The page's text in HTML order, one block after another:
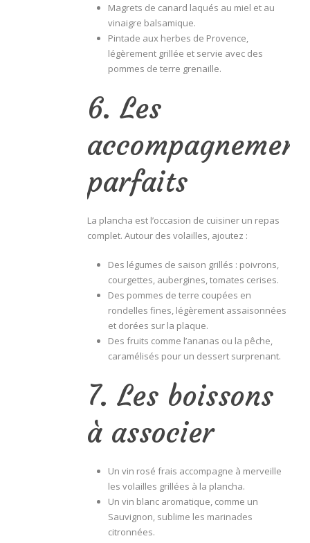
Magrets de canard laqués au miel et au
vinaigre balsamique.
Pintade aux herbes de Provence,
légèrement grillée et servie avec des
pommes de terre grenaille.
6. Les
parfaits
La plancha est l’occasion de cuisiner un repas
complet. Autour des volailles, ajoutez :
Des légumes de saison grillés : poivrons,
courgettes, aubergines, tomates cerises.
Des pommes de terre coupées en
rondelles fines, légèrement assaisonnées
et dorées sur la plaque.
Des fruits comme l’ananas ou la pêche,
caramélisés pour un dessert surprenant.
7. Les boissons
à associer
Un vin rosé frais accompagne à merveille
les volailles grillées à la plancha.
Un vin blanc aromatique, comme un
Sauvignon, sublime les marinades
citronnées.